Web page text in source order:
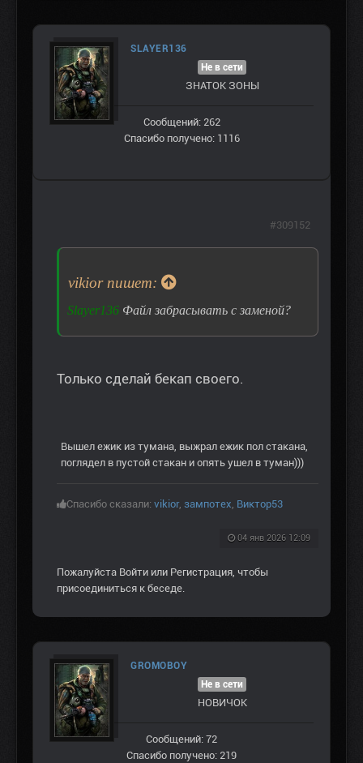
SLAYER136
Не в сети
ЗНАТОК ЗОНЫ
Сообщений: 262
Спасибо получено: 1116
vikior пишет:
Slayer136 Файл забрасывать с заменой?
Только сделай бекап своего.
Вышел ежик из тумана, выжрал ежик пол стакана,
поглядел в пустой стакан и опять ушел в туман)))
Спасибо сказали: vikior, зампотех, Виктор53
04 янв 2026 12:09
#309152
Пожалуйста Войти или Регистрация, чтобы
присоединиться к беседе.
GROMOBOY
Не в сети
НОВИЧОК
Сообщений: 72
Спасибо получено: 219